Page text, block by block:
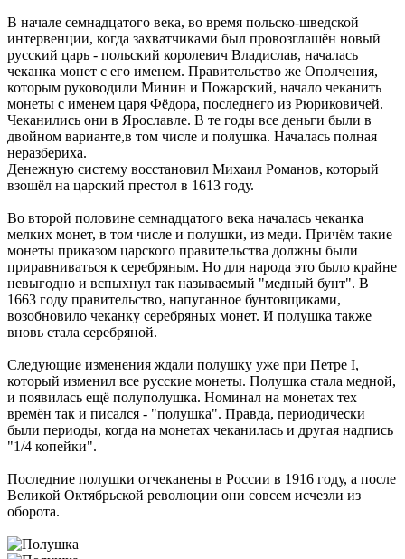
В начале семнадцатого века, во время польско-шведской
интервенции, когда захватчиками был провозглашён новый
русский царь - польский королевич Владислав, началась
чеканка монет с его именем. Правительство же Ополчения,
которым руководили Минин и Пожарский, начало чеканить
монеты с именем царя Фёдора, последнего из Рюриковичей.
Чеканились они в Ярославле. В те годы все деньги были в
двойном варианте,в том числе и полушка. Началась полная
неразбериха.
Денежную систему восстановил Михаил Романов, который
взошёл на царский престол в 1613 году.
Во второй половине семнадцатого века началась чеканка
мелких монет, в том числе и полушки, из меди. Причём такие
монеты приказом царского правительства должны были
приравниваться к серебряным. Но для народа это было крайне
невыгодно и вспыхнул так называемый "медный бунт". В
1663 году правительство, напуганное бунтовщиками,
возобновило чеканку серебряных монет. И полушка также
вновь стала серебряной.
Следующие изменения ждали полушку уже при Петре I,
который изменил все русские монеты. Полушка стала медной,
и появилась ещё полуполушка. Номинал на монетах тех
времён так и писался - "полушка". Правда, периодически
были периоды, когда на монетах чеканилась и другая надпись
"1/4 копейки".
Последние полушки отчеканены в России в 1916 году, а после
Великой Октябрьской революции они совсем исчезли из
оборота.